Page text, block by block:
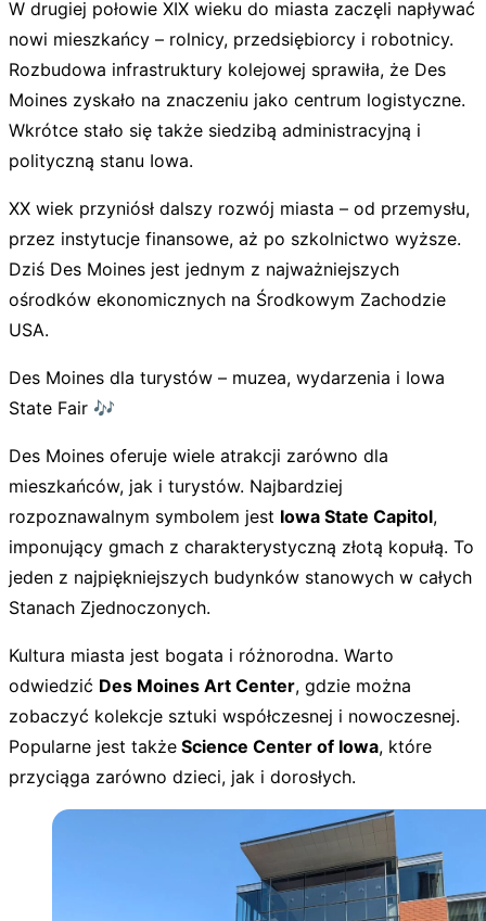
W drugiej połowie XIX wieku do miasta zaczęli napływać
nowi mieszkańcy – rolnicy, przedsiębiorcy i robotnicy.
Rozbudowa infrastruktury kolejowej sprawiła, że Des
Moines zyskało na znaczeniu jako centrum logistyczne.
Wkrótce stało się także siedzibą administracyjną i
polityczną stanu Iowa.
XX wiek przyniósł dalszy rozwój miasta – od przemysłu,
przez instytucje finansowe, aż po szkolnictwo wyższe.
Dziś Des Moines jest jednym z najważniejszych
ośrodków ekonomicznych na Środkowym Zachodzie
USA.
Des Moines dla turystów – muzea, wydarzenia i Iowa
State Fair 🎶
Des Moines oferuje wiele atrakcji zarówno dla
mieszkańców, jak i turystów. Najbardziej
rozpoznawalnym symbolem jest Iowa State Capitol,
imponujący gmach z charakterystyczną złotą kopułą. To
jeden z najpiękniejszych budynków stanowych w całych
Stanach Zjednoczonych.
Kultura miasta jest bogata i różnorodna. Warto
odwiedzić Des Moines Art Center, gdzie można
zobaczyć kolekcje sztuki współczesnej i nowoczesnej.
Popularne jest także Science Center of Iowa, które
przyciąga zarówno dzieci, jak i dorosłych.